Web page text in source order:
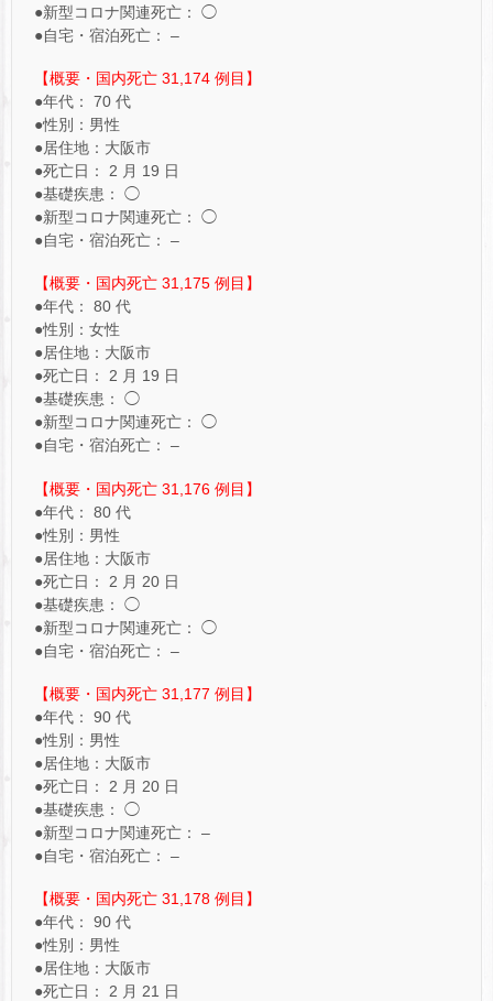
●新型コロナ関連死亡： ◯
●自宅・宿泊死亡： –
【概要・国内死亡 31,174 例目】
●年代： 70 代
●性別：男性
●居住地：大阪市
●死亡日： 2 月 19 日
●基礎疾患： ◯
●新型コロナ関連死亡： ◯
●自宅・宿泊死亡： –
【概要・国内死亡 31,175 例目】
●年代： 80 代
●性別：女性
●居住地：大阪市
●死亡日： 2 月 19 日
●基礎疾患： ◯
●新型コロナ関連死亡： ◯
●自宅・宿泊死亡： –
【概要・国内死亡 31,176 例目】
●年代： 80 代
●性別：男性
●居住地：大阪市
●死亡日： 2 月 20 日
●基礎疾患： ◯
●新型コロナ関連死亡： ◯
●自宅・宿泊死亡： –
【概要・国内死亡 31,177 例目】
●年代： 90 代
●性別：男性
●居住地：大阪市
●死亡日： 2 月 20 日
●基礎疾患： ◯
●新型コロナ関連死亡： –
●自宅・宿泊死亡： –
【概要・国内死亡 31,178 例目】
●年代： 90 代
●性別：男性
●居住地：大阪市
●死亡日： 2 月 21 日